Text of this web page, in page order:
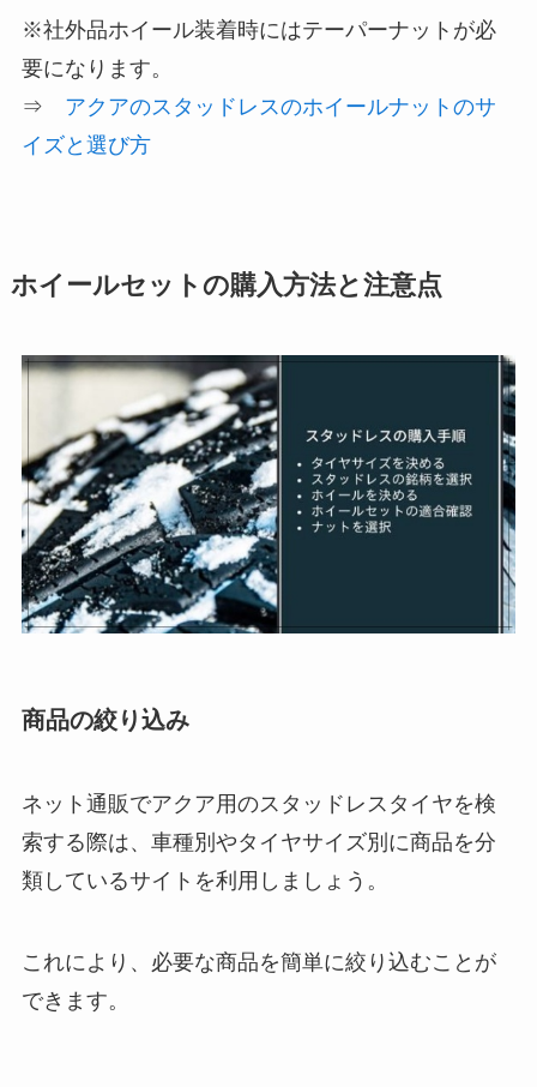
※社外品ホイール装着時にはテーパーナットが必
要になります。
⇒ アクアのスタッドレスのホイールナットのサ
イズと選び方
ホイールセットの購入方法と注意点
商品の絞り込み
ネット通販でアクア用のスタッドレスタイヤを検
索する際は、車種別やタイヤサイズ別に商品を分
類しているサイトを利用しましょう。
これにより、必要な商品を簡単に絞り込むことが
できます。